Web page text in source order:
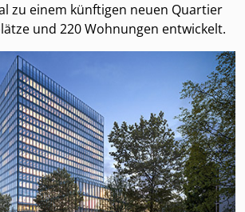
zu einem künftigen neuen Quartier
und 220 Wohnungen entwickelt.